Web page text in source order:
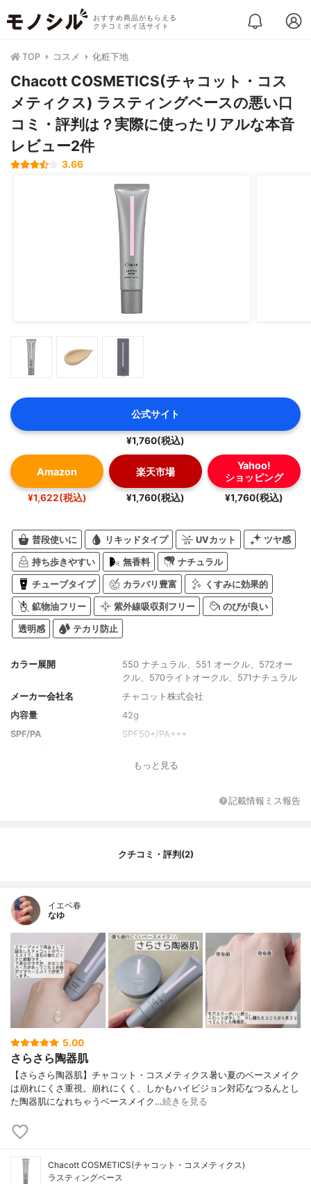
おすすめ商品がもらえる
クチコミポイ活サイト
TOP コスメ 化粧下地
Chacott COSMETICS(チャコット・コス
メティクス) ラスティングベースの悪い口
コミ・評判は？実際に使ったリアルな本音
レビュー2件
3.66
公式サイト
¥1,760(税込)
Amazon
¥1,622(税込)
楽天市場
¥1,760(税込)
Yahoo!
ショッピング
¥1,760(税込)
普段使いに リキッドタイプ UVカット ツヤ感
持ち歩きやすい 無香料 ナチュラル
チューブタイプ カラバリ豊富 くすみに効果的
鉱物油フリー 紫外線吸収剤フリー のびが良い
透明感 テカリ防止
カラー展開
550 ナチュラル、551 オークル、572オー
クル、570ライトオークル、571ナチュラル
メーカー会社名
チャコット株式会社
内容量
42g
SPF/PA
SPF50+/PA+++
水、シクロペンタシロキサン、トリエチル
－１０ジメチコン、トリメチルシロキシケ
子油、アルガニアスピノサ核油、シア脂、
ニカオフィシナリス花／葉／茎エキス、メ
リッサ葉エキス、セイヨウノコギリソウ花
／葉／茎エキス・メタクリル酸メチルクロ
スポリマー、炭酸Ｃａ、イソステアリン
酸、ジステアルジモニウムヘクトライト、
トリイソステアリン酸ポリグリセリル－
２、クエン酸Ｎａ、エチルヘキシルグリセ
リン、フェノキシエタノール、（ジメチコ
ロン酸Ｎａ、パーフルオロヘキサン、パー
フルオロデカリン、パーフルオロパーヒド
ロフェナントレン、パーフルオロジメチル
シンＮａ、パルミトイルグルタミン酸Ｍ
もっと見る
記載情報ミス報告
クチコミ・評判(2)
イエベ春
なゆ
5.00
さらさら陶器肌
【さらさら陶器肌】チャコット・コスメティクス暑い夏のベースメイク
は崩れにくさ重視。崩れにくく、しかもハイビジョン対応なつるんとし
た陶器肌になれちゃうベースメイク…続きを見る
Chacott COSMETICS(チャコット・コスメティクス)
ラスティングベース